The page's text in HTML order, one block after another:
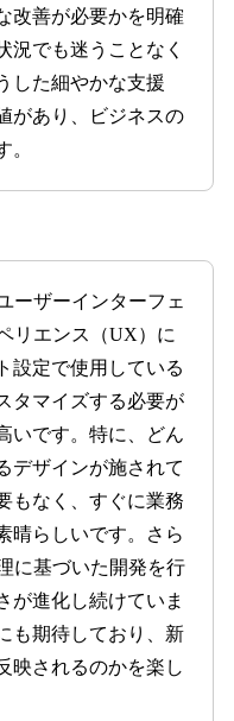
改善が必要かを明確
況でも迷うことなく
した細やかな支援
があり、ビジネスの
。
ーザーインターフェ
リエンス（UX）に
設定で使用している
タマイズする必要が
いです。特に、どん
デザインが施されて
もなく、すぐに業務
晴らしいです。さら
に基づいた開発を行
が進化し続けていま
も期待しており、新
映されるのかを楽し